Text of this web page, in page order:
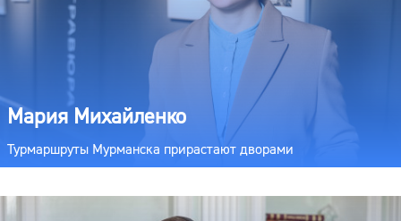
Мария Михайленко
Турмаршруты Мурманска прирастают дворами